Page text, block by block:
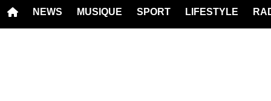
NEWS MUSIQUE SPORT LIFESTYLE